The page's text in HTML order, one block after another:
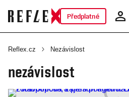
Předplatné
Reflex.cz Nezávislost
nezávislost